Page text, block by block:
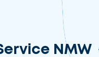
NMW